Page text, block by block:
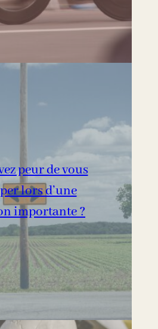
peur de vous
lors d’une
importante ?